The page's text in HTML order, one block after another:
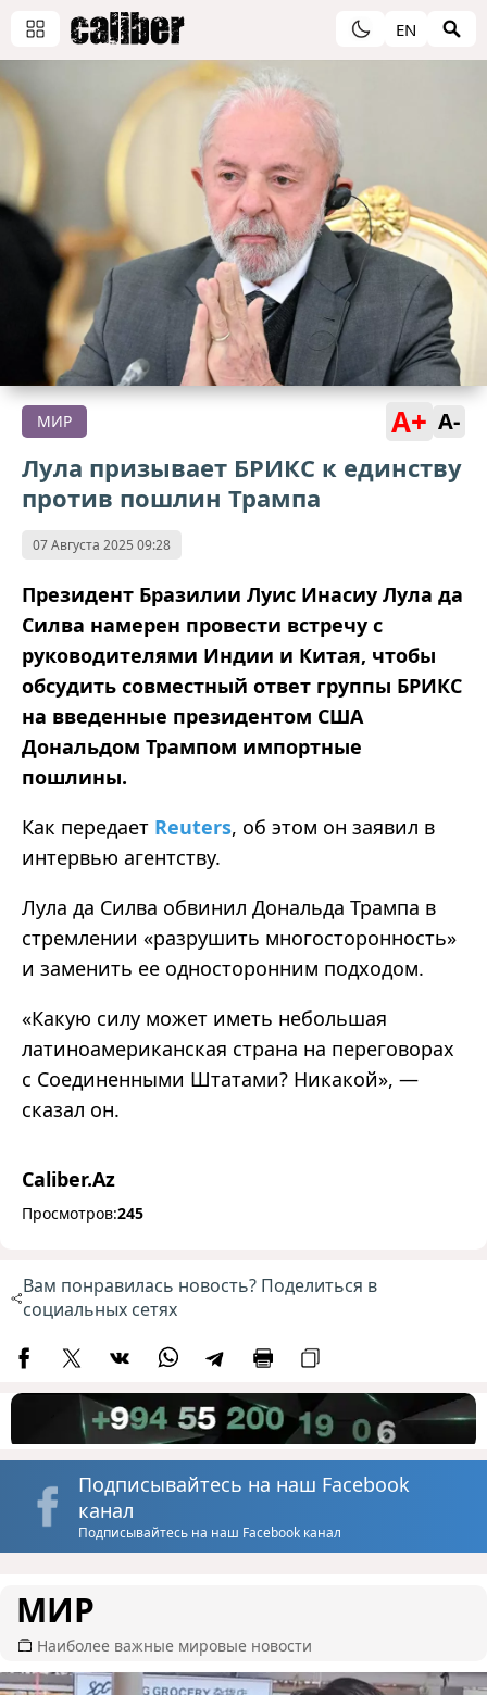
EN
МИР A+ A-
Лула призывает БРИКС к единству
против пошлин Трампа
07 Августа 2025 09:28
Президент Бразилии Луис Инасиу Лула да
Силва намерен провести встречу с
руководителями Индии и Китая, чтобы
обсудить совместный ответ группы БРИКС
на введенные президентом США
Дональдом Трампом импортные
пошлины.
Как передает Reuters, об этом он заявил в
интервью агентству.
Лула да Силва обвинил Дональда Трампа в
стремлении «разрушить многосторонность»
и заменить ее односторонним подходом.
«Какую силу может иметь небольшая
латиноамериканская страна на переговорах
с Соединенными Штатами? Никакой», —
сказал он.
Caliber.Az
Просмотров:245
Вам понравилась новость? Поделиться в
социальных сетях
Подписывайтесь на наш Facebook
канал
Подписывайтесь на наш Facebook канал
МИР
Наиболее важные мировые новости